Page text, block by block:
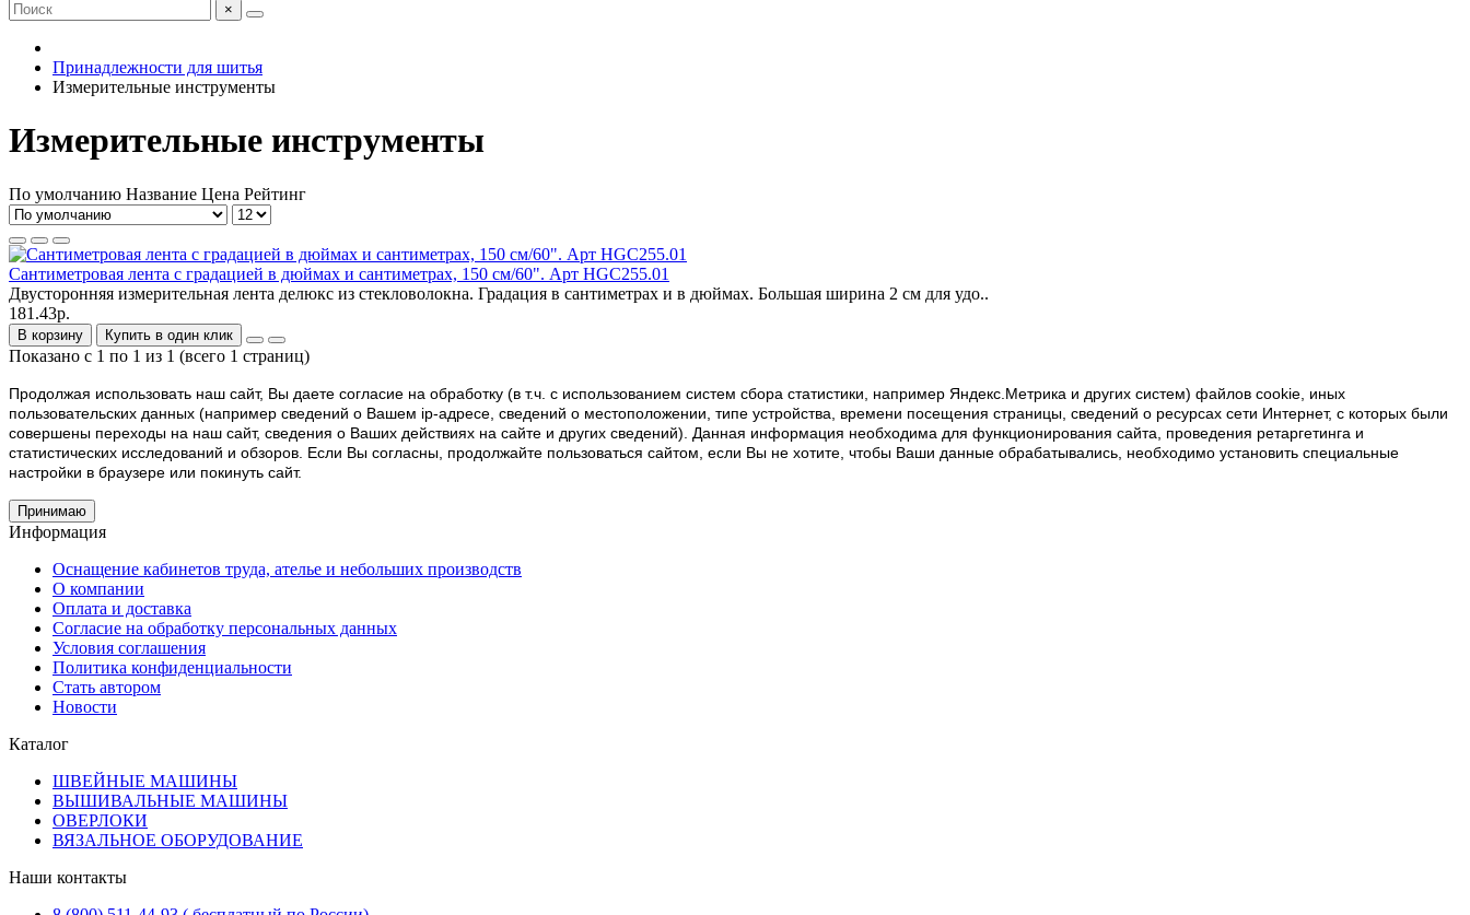
×
Принадлежности для шитья
Измерительные инструменты
Измерительные инструменты
По умолчанию Название Цена Рейтинг
Сантиметровая лента с градацией в дюймах и сантиметрах, 150 см/60". Арт HGC255.01
Двусторонняя измерительная лента делюкс из стекловолокна. Градация в сантиметрах и в дюймах. Большая ширина 2 см для удо..
181.43р.
В корзину Купить в один клик
Показано с 1 по 1 из 1 (всего 1 страниц)
Продолжая использовать наш cайт, Вы даете согласие на обработку (в т.ч. с использованием систем сбора статистики, например Яндекс.Метрика и других систем) файлов cookie, иных
пользовательских данных (например сведений о Вашем ip-адресе, сведений о местоположении, типе устройства, времени посещения страницы, сведений о ресурсах сети Интернет, с которых были
совершены переходы на наш сайт, сведения о Ваших действиях на сайте и других сведений). Данная информация необходима для функционирования сайта, проведения ретаргетинга и
статистических исследований и обзоров. Если Вы согласны, продолжайте пользоваться сайтом, если Вы не хотите, чтобы Ваши данные обрабатывались, необходимо установить специальные
настройки в браузере или покинуть сайт.
Принимаю
Информация
Оснащение кабинетов труда, ателье и небольших производств
О компании
Оплата и доставка
Согласие на обработку персональных данных
Условия соглашения
Политика конфиденциальности
Стать автором
Новости
Каталог
ШВЕЙНЫЕ МАШИНЫ
ВЫШИВАЛЬНЫЕ МАШИНЫ
ОВЕРЛОКИ
ВЯЗАЛЬНОЕ ОБОРУДОВАНИЕ
Наши контакты